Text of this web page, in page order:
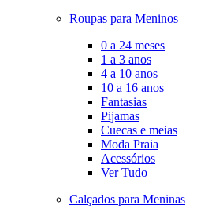
Roupas para Meninos
0 a 24 meses
1 a 3 anos
4 a 10 anos
10 a 16 anos
Fantasias
Pijamas
Cuecas e meias
Moda Praia
Acessórios
Ver Tudo
Calçados para Meninas